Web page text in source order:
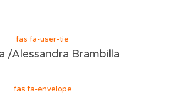
fas fa-user-tie
/Alessandra Brambilla
fas fa-envelope